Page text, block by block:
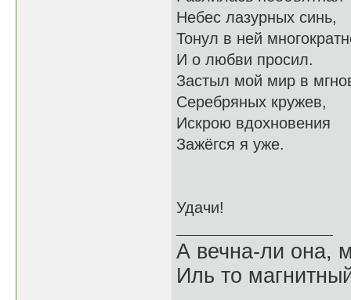
Небес лазурных синь,
Тонул в ней
И о любви просил.
Застыл мой мир в
Серебряных кружев,
Искрою вдохновения
Зажёгся я уже.
Удачи!
А вечна-ли она,
Иль то